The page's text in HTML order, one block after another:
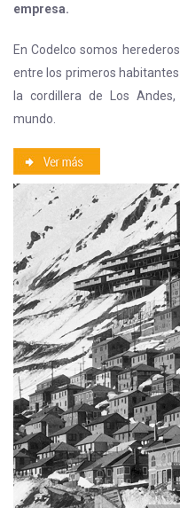
empresa.
En Codelco somos
entre los primeros
la cordillera de Los
mundo.